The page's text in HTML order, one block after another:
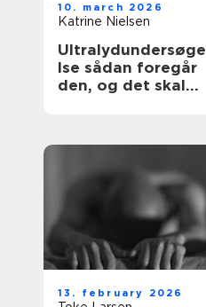
10. march 2026
Katrine Nielsen
Ultralydundersøge
lse sådan foregår
den, og det skal
13. february 2026